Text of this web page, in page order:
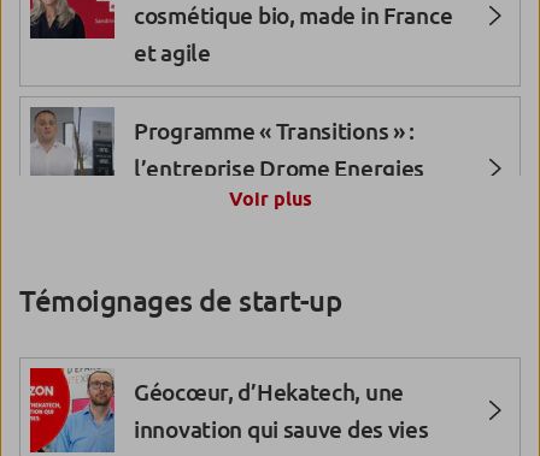
cosmétique bio, made in France
et agile
Programme « Transitions » :
l’entreprise Drome Energies
Distribution
Programme « Transitions » :
l’entreprise Dupessey
Programme « Transitions » :
l’entreprise Vaills
Voir plus
Témoignages de start-up
Géocœur, d’Hekatech, une
innovation qui sauve des vies